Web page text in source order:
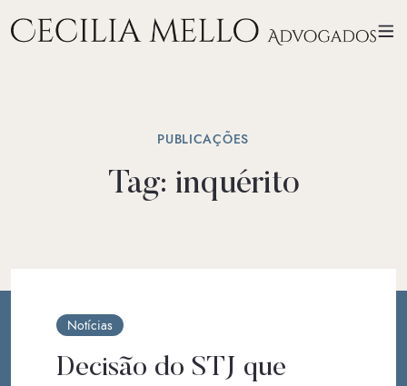
PUBLICAÇÕES
Tag: inquérito
Notícias
Decisão do STJ que